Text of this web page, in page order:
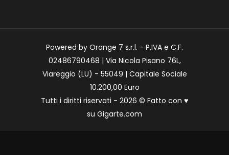
Powered by Orange 7 s.r.l. - P.IVA e C.F.
02486790468 | Via Nicola Pisano 76L,
Viareggio (LU) - 55049 | Capitale Sociale
10.200,00 Euro
Tutti i diritti riservati - 2026 © Fatto con ♥
su Gigarte.com